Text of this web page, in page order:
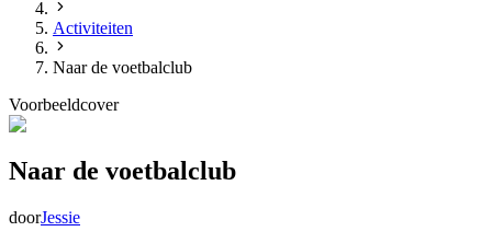
Activiteiten
Naar de voetbalclub
Voorbeeldcover
Naar de voetbalclub
doorJessie